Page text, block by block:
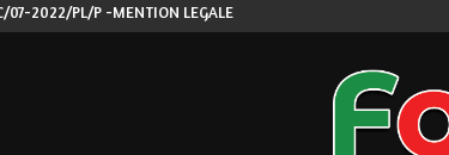
07-2022/PL/P -MENTION LEGALE